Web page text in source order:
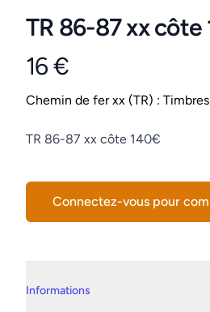
TR 86-87 xx
Product information
16 €
Conditions
Chemin de fer xx (TR) :
Description
TR 86-87 xx côte 140€
Connectez-vous pour
Informations